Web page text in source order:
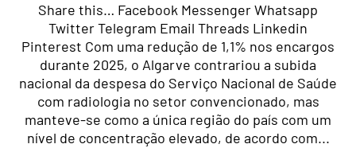
Share this… Facebook Messenger Whatsapp
Twitter Telegram Email Threads Linkedin
Pinterest Com uma redução de 1,1% nos encargos
durante 2025, o Algarve contrariou a subida
nacional da despesa do Serviço Nacional de Saúde
com radiologia no setor convencionado, mas
manteve-se como a única região do país com um
nível de concentração elevado, de acordo com...